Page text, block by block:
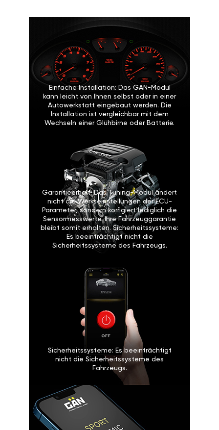
Einfache Installation: Das GAN-Modul
kann leicht von Ihnen selbst oder in einer
Autowerkstatt eingebaut werden. Die
Installation ist vergleichbar mit dem
Wechseln einer Glühbirne oder Batterie.
Garantieerhalt: Das Tuning-Modul ändert
nicht die Werkseinstellungen der ECU-
Parameter, sondern korrigiert lediglich die
Sensormesswerte. Ihre Fahrzeuggarantie
bleibt somit erhalten. Sicherheitssysteme:
Es beeinträchtigt nicht die
Sicherheitssysteme des Fahrzeugs.
Sicherheitssysteme: Es beeinträchtigt
nicht die Sicherheitssysteme des
Fahrzeugs.